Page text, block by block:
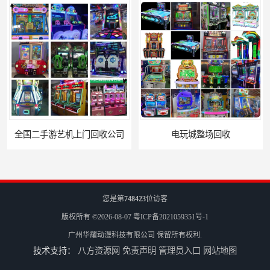
电玩城整场回收 儿童机回收
您是第748423位访客
版权所有 ©2026-08-07 粤ICP备2021059351号-1
广州华耀动漫科技有限公司 保留所有权利.
技术支持： 八方资源网 免责声明 管理员入口 网站地图